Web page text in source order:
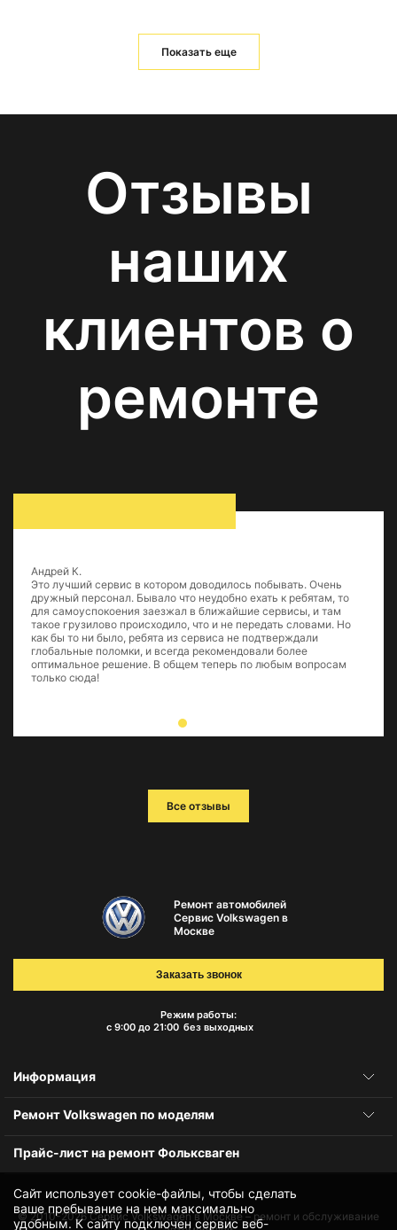
Показать еще
Отзывы
наших
клиентов о
ремонте
Андрей К.
Это лучший сервис в котором доводилось побывать. Очень
дружный персонал. Бывало что неудобно ехать к ребятам, то
для самоуспокоения заезжал в ближайшие сервисы, и там
такое грузилово происходило, что и не передать словами. Но
как бы то ни было, ребята из сервиса не подтверждали
глобальные поломки, и всегда рекомендовали более
оптимальное решение. В общем теперь по любым вопросам
только сюда!
Все отзывы
Сайт использует cookie-файлы, чтобы сделать
ваше пребывание на нем максимально
удобным. К cайту подключен сервис веб-
Ремонт автомобилей
Сервис Volkswagen в
Москве
Режим работы:
с 9:00 до 21:00 без выходных
Заказать звонок
Информация
Ремонт Volkswagen по моделям
Прайс-лист на ремонт Фольксваген
© 2010-2026Сервис Volkswagen в Москве – ремонт и обслуживание